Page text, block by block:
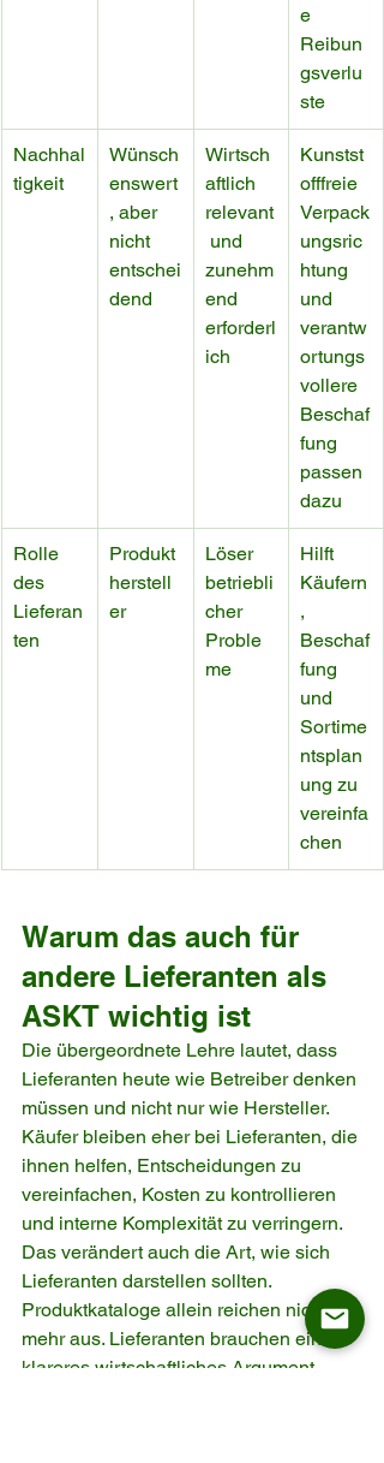
e
Reibun
gsverlu
ste
Nachhal
tigkeit
Wünsch
enswert
, aber
nicht
entschei
dend
Wirtsch
aftlich
relevant
und
zunehm
end
erforderl
ich
Kunstst
offfreie
Verpack
ungsric
htung
und
verantw
ortungs
vollere
Beschaf
fung
passen
dazu
Rolle
des
Lieferan
ten
Produkt
herstell
er
Löser
betriebli
cher
Proble
me
Hilft
Käufern
,
Beschaf
fung
und
Sortime
ntsplan
ung zu
vereinfa
chen
Warum das auch für
andere Lieferanten als
ASKT wichtig ist
Die übergeordnete Lehre lautet, dass
Lieferanten heute wie Betreiber denken
müssen und nicht nur wie Hersteller.
Käufer bleiben eher bei Lieferanten, die
ihnen helfen, Entscheidungen zu
vereinfachen, Kosten zu kontrollieren
und interne Komplexität zu verringern.
Das verändert auch die Art, wie sich
Lieferanten darstellen sollten.
Produktkataloge allein reichen nicht
mehr aus. Lieferanten brauchen ein
klareres wirtschaftliches Argument.